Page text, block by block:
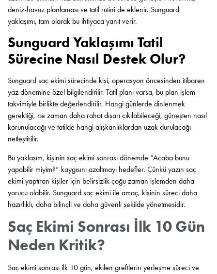
deniz-havuz planlaması ve tatil rutini de eklenir. Sunguard
yaklaşımı, tam olarak bu ihtiyaca yanıt verir.
Sunguard Yaklaşımı Tatil
Sürecine Nasıl Destek Olur?
Sunguard saç ekimi sürecinde kişi, operasyon öncesinden itibaren
yaz dönemine özel bilgilendirilir. Tatil planı varsa, bu plan işlem
takvimiyle birlikte değerlendirilir. Hangi günlerde dinlenmek
gerektiği, ne zaman daha rahat dışarı çıkılabileceği, güneşten nasıl
korunulacağı ve tatilde hangi alışkanlıklardan uzak durulacağı
netleştirilir.
Bu yaklaşım, kişinin saç ekimi sonrası dönemde “Acaba bunu
yapabilir miyim?” kaygısını azaltmayı hedefler. Çünkü yazın saç
ekimi yaptıran kişiler için belirsizlik çoğu zaman işlemden daha
yorucu olabilir. Sunguard saç ekimi ile amaç, kişinin süreci daha
hazırlıklı, daha bilinçli ve daha güvenli şekilde yönetmesidir.
Saç Ekimi Sonrası İlk 10 Gün
Neden Kritik?
Saç ekimi sonrası ilk 10 gün, ekilen greftlerin yerleşme süreci ve